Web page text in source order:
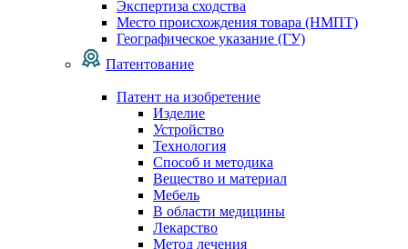
Экспертиза сходства
Место происхождения товара (НМПТ)
Географическое указание (ГУ)
Патентование
Патент на изобретение
Изделие
Устройство
Технология
Способ и методика
Вещество и материал
Мебель
В области медицины
Лекарство
Метод лечения